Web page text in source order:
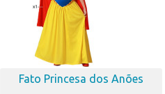
Fato Princesa dos Anões